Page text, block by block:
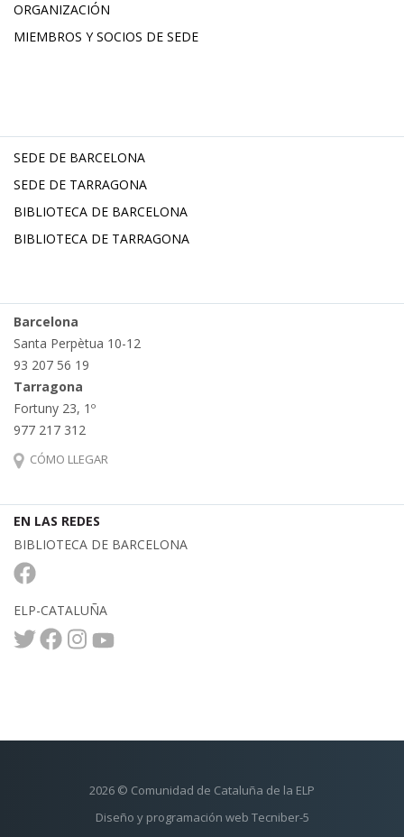
ORGANIZACIÓN
MIEMBROS Y SOCIOS DE SEDE
SEDE DE BARCELONA
SEDE DE TARRAGONA
BIBLIOTECA DE BARCELONA
BIBLIOTECA DE TARRAGONA
Barcelona
Santa Perpètua 10-12
93 207 56 19
Tarragona
Fortuny 23, 1º
977 217 312
CÓMO LLEGAR
EN LAS REDES
BIBLIOTECA DE BARCELONA
ELP-CATALUÑA
2026 © Comunidad de Cataluña de la ELP
Diseño y programación web Tecniber-5